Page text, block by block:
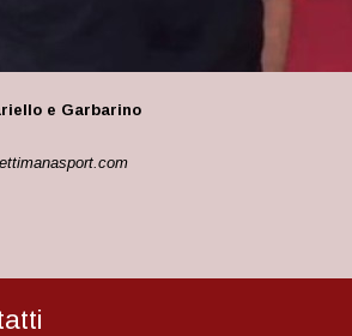
e Garbarino